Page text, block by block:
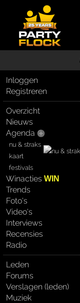
Inloggen
Registreren
Overzicht
Nieuws
Agenda
nu & straks
kaart
festivals
WinactiesWIN
Trends
Foto's
Video's
Interviews
Recensies
Radio
Leden
Forums
Verslagen (leden)
Muziek